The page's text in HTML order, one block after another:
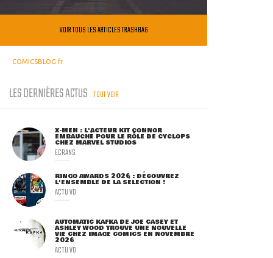
VOIR TOUS LES ARTICLES TRASHBAG
COMICSBLOG.fr
LES DERNIÈRES ACTUS TOUT VOIR
X-MEN : L'ACTEUR KIT CONNOR
EMBAUCHÉ POUR LE RÔLE DE CYCLOPS
CHEZ MARVEL STUDIOS
ECRANS
RINGO AWARDS 2026 : DÉCOUVREZ
L'ENSEMBLE DE LA SÉLECTION !
ACTU VO
AUTOMATIC KAFKA DE JOE CASEY ET
ASHLEY WOOD TROUVE UNE NOUVELLE
VIE CHEZ IMAGE COMICS EN NOVEMBRE
2026
ACTU VO